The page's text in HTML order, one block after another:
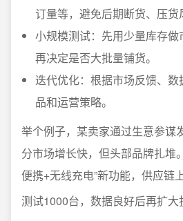
订量等，避免后期断货、压货
小规模测试：先用少量库存
再决定是否大批量铺货。
迭代优化：根据市场反馈、
品和运营策略。
举个例子，某卖家通过生意参谋
分市场增长快，但头部品牌扎堆
便携+无线充电”新功能，供应链
测试1000台，数据良好后再扩大